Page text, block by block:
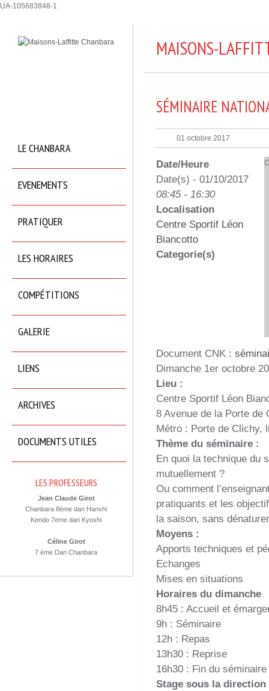
UA-105683848-1
LE CHANBARA
EVENEMENTS
PRATIQUER
LES HORAIRES
COMPÉTITIONS
GALERIE
LIENS
ARCHIVES
DOCUMENTS UTILES
LES PROFESSEURS
Jean Claude Girot
Chanbara 8ème dan Hanshi
Kendo 7eme dan Kyoshi
Céline Girot
7 ème Dan Chanbara
MAISONS-
SÉMINAIRE
01 octobre 2017
Date/Heure
Date(s) - 01/10/2017
08:45 - 16:30
Localisation
Centre Sportif Léon
Biancotto
Categorie(s)
Document CNK :
Dimanche 1er octobre
Lieu :
Centre Sportif Léon
8 Avenue de la Porte de
Métro : Porte de Clichy,
Thème du séminaire :
En quoi la technique du
mutuellement ?
Ou comment
pratiquants et les
la saison, sans
Moyens :
Apports techniques et
Echanges
Mises en situations
Horaires du dimanche
8h45 : Accueil et
9h : Séminaire
12h : Repas
13h30 : Reprise
16h30 : Fin du séminaire
Stage sous la direction